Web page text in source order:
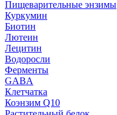
Пищеварительные энзимы
Куркумин
Биотин
Лютеин
Лецитин
Водоросли
Ферменты
GABA
Клетчатка
Коэнзим Q10